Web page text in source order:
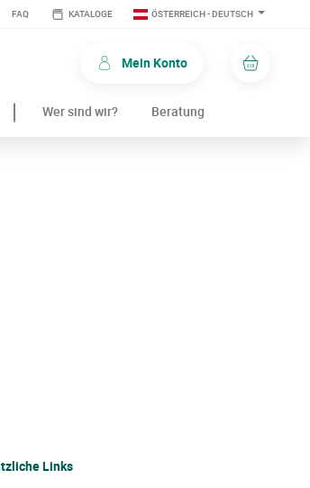
FAQ KATALOGE ÖSTERREICH - DEUTSCH
Mein Konto
Wer sind wir? Beratung
Links